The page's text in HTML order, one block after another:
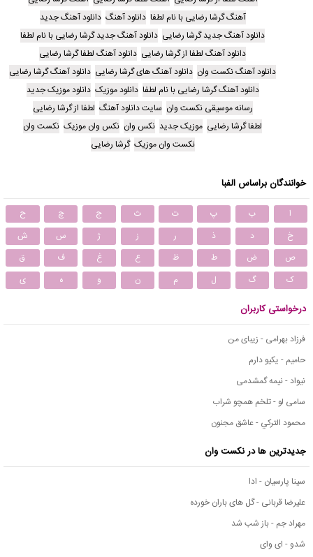
آهنگ گرشا رضایی با نام لطفا دانلود آهنگ دانلود آهنگ جدید
دانلود آهنگ جدید گرشا رضایی دانلود آهنگ جدید گرشا رضایی با نام لطفا
دانلود آهنگ لطفا از گرشا رضایی دانلود آهنگ لطفا گرشا رضایی
دانلود آهنگ نکست وان دانلود آهنگ های گرشا رضایی دانلود آهنگ گرشا رضایی
دانلود آهنگ گرشا رضایی با نام لطفا دانلود موزیک دانلود موزیک جدید
رسانه موسیقی نکست وان سایت دانلود آهنگ لطفا از گرشا رضایی
لطفا گرشا رضایی موزیک جدید نکس وان نکس وان موزیک نکست وان
نکست وان موزیک گرشا رضایی
خوانندگان براساس الفبا
ا ب پ ت ث ج چ
ح
خ
د ذ ر ز ژ س
ش
ص
ض ط ظ ع غ ف
ق
ک
گ ل م ن و ه ی
درخواستی کاربران
فرزاد بهرامی - زیبای من
حامیم - یکیو دارم
نیواد - نیمه گمشدمی
سامی لو - تلخم همچو شراب
محمود التركي - عاشق مجنون
جدیدترین ها در نکست وان
سینا پارسیان - ادا
علیرضا قربانی - گل های باران خورده
مهراد جم - باز شب شد
شدو - ای وای